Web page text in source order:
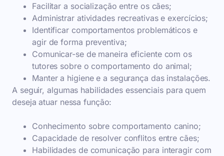
Facilitar a socialização entre os cães;
Administrar atividades recreativas e exercícios;
Identificar comportamentos problemáticos e
agir de forma preventiva;
Comunicar-se de maneira eficiente com os
tutores sobre o comportamento do animal;
Manter a higiene e a segurança das instalações.
A seguir, algumas habilidades essenciais para quem
deseja atuar nessa função:
Conhecimento sobre comportamento canino;
Capacidade de resolver conflitos entre cães;
Habilidades de comunicação para interagir com